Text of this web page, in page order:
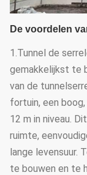
De voordelen
1.Tunnel de
gemakkelijkst te
van de
fortuin, een
12 m in niveau.
ruimte,
lange levensuur.
te bouwen en te